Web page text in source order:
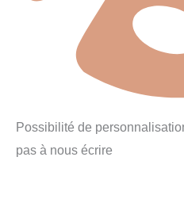
Possibilité de
pas à nous écrire